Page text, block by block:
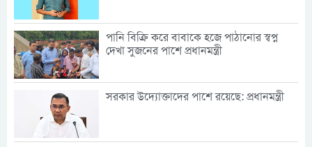
পানি বিক্রি করে বাবাকে হজে পাঠানোর স্বপ্ন
দেখা সুজনের পাশে প্রধানমন্ত্রী
সরকার উদ্যোক্তাদের পাশে রয়েছে: প্রধানমন্ত্রী